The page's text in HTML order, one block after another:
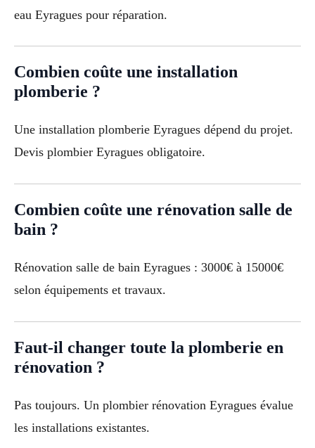
eau Eyragues pour réparation.
Combien coûte une installation
plomberie ?
Une installation plomberie Eyragues dépend du projet.
Devis plombier Eyragues obligatoire.
Combien coûte une rénovation salle de
bain ?
Rénovation salle de bain Eyragues : 3000€ à 15000€
selon équipements et travaux.
Faut-il changer toute la plomberie en
rénovation ?
Pas toujours. Un plombier rénovation Eyragues évalue
les installations existantes.